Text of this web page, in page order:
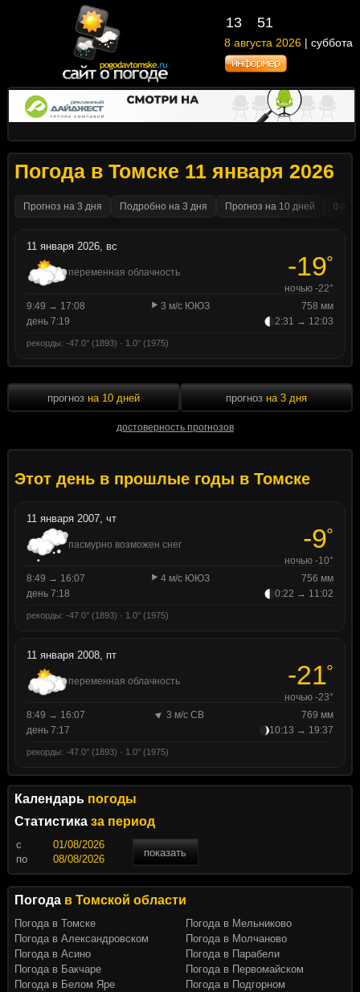
13 51
8 августа 2026 | суббота
Погода в Томске 11 января 2026
Прогноз на 3 дня Подробно на 3 дня Прогноз на 10 дней
11 января 2026, вс
переменная облачность -19°
ночью -22°
9:49 → 17:08
3 м/с ЮЮЗ
758 мм
день 7:19
2:31 → 12:03
рекорды: -47.0° (1893) · 1.0° (1975)
прогноз на 10 дней
достоверность прогнозов
прогноз на 3 дня
Этот день в прошлые годы в Томске
11 января 2007, чт
пасмурно возможен снег -9°
ночью -10°
8:49 → 16:07
4 м/с ЮЮЗ
756 мм
день 7:18
0:22 → 11:02
рекорды: -47.0° (1893) · 1.0° (1975)
11 января 2008, пт
переменная облачность -21°
ночью -23°
8:49 → 16:07
3 м/с СВ
769 мм
день 7:17
10:13 → 19:37
рекорды: -47.0° (1893) · 1.0° (1975)
Календарь погоды
Статистика за период
c
показать
по
Погода в Томской области
Погода в Томске
Погода в Александровском
Погода в Асино
Погода в Бакчаре
Погода в Белом Яре
Погода в Мельниково
Погода в Молчаново
Погода в Парабели
Погода в Первомайском
Погода в Подгорном